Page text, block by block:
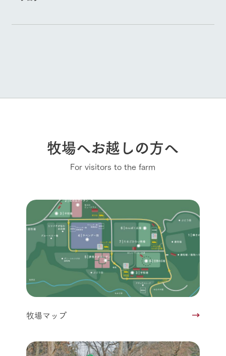
牧場へお越しの方へ
For visitors to the farm
牧場マップ